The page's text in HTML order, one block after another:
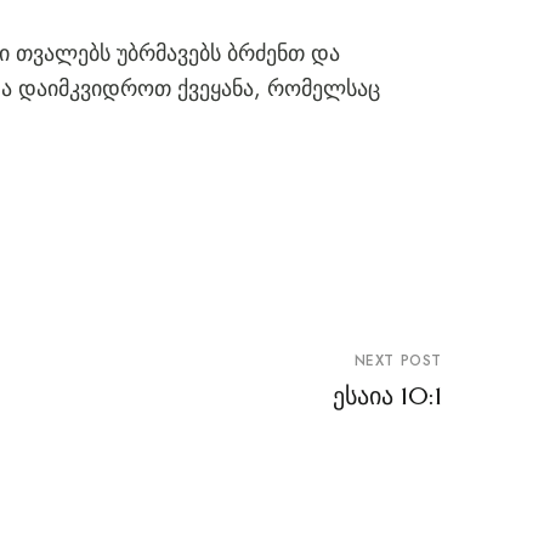
უბრმავებს ბრძენთ და
ქვეყანა, რომელსაც
NEXT POST
ესაია 10:1